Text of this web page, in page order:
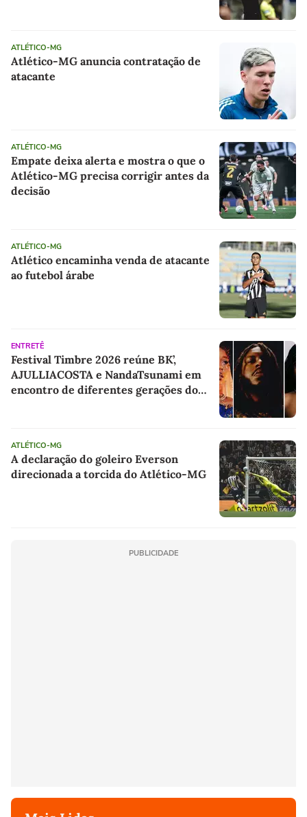
ATLÉTICO-MG
Atlético-MG anuncia contratação de
atacante
ATLÉTICO-MG
Empate deixa alerta e mostra o que o
Atlético-MG precisa corrigir antes da
decisão
ATLÉTICO-MG
Atlético encaminha venda de atacante
ao futebol árabe
ENTRETÊ
Festival Timbre 2026 reúne BK’,
AJULLIACOSTA e NandaTsunami em
encontro de diferentes gerações do
ATLÉTICO-MG
A declaração do goleiro Everson
direcionada a torcida do Atlético-MG
PUBLICIDADE